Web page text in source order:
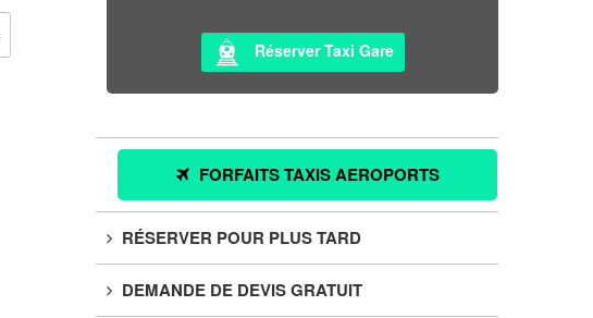
Réserver Taxi Gare
FORFAITS TAXIS AEROPORTS
RÉSERVER POUR PLUS TARD
DEMANDE DE DEVIS GRATUIT